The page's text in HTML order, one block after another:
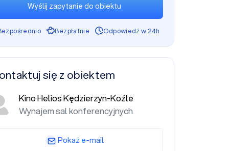
Wyślij zapytanie do obiektu
Bezpłatnie Odpowiedź w 24h
się z obiektem
Kino Helios Kędzierzyn-Koźle
Wynajem sal konferencyjnych
Pokaż e-mail